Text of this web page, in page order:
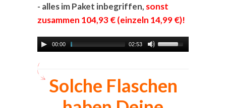
- alles im Paket inbegriffen, sonst
zusammen 104,93€ (einzeln 14,99€)!
00:00 02:53
Solche Flaschen